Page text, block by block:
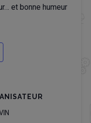
et bonne humeur